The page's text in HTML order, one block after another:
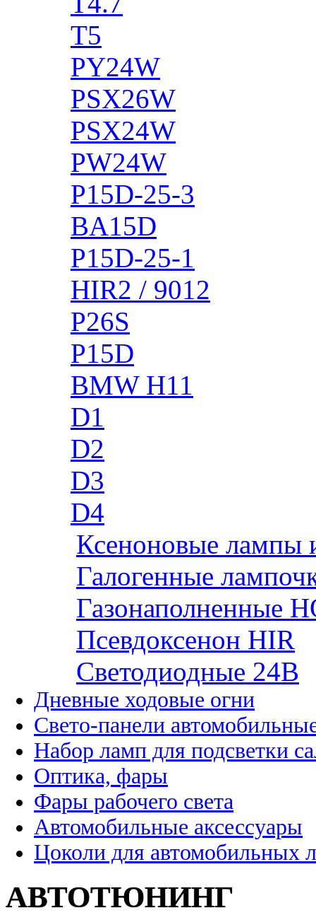
T5
PY24W
PSX26W
PSX24W
PW24W
P15D-25-3
BA15D
P15D-25-1
HIR2 / 9012
P26S
P15D
BMW H11
D1
D2
D3
D4
Ксеноновые лампы
Галогенные
Газонаполненные
Псевдоксенон HIR
Cветодиодные 24B
Дневные ходовые огни
Свето-панели
Набор ламп для подсветки
Оптика, фары
Фары рабочего света
Автомобильные аксессуары
Цоколи для автомобильных
АВТОТЮНИНГ